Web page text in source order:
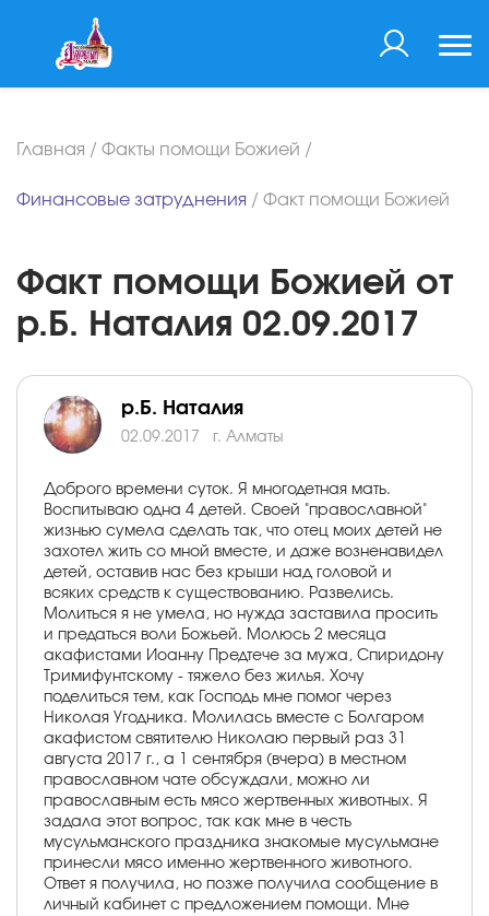
Главная / Факты помощи Божией /
Финансовые затруднения / Факт помощи Божией
Факт помощи Божией от
р.Б. Наталия 02.09.2017
р.Б. Наталия
02.09.2017 г. Алматы
Доброго времени суток. Я многодетная мать.
Воспитываю одна 4 детей. Своей "православной"
жизнью сумела сделать так, что отец моих детей не
захотел жить со мной вместе, и даже возненавидел
детей, оставив нас без крыши над головой и
всяких средств к существованию. Развелись.
Молиться я не умела, но нужда заставила просить
и предаться воли Божьей. Молюсь 2 месяца
акафистами Иоанну Предтече за мужа, Спиридону
Тримифунтскому - тяжело без жилья. Хочу
поделиться тем, как Господь мне помог через
Николая Угодника. Молилась вместе с Болгаром
акафистом святителю Николаю первый раз 31
августа 2017 г., а 1 сентября (вчера) в местном
православном чате обсуждали, можно ли
православным есть мясо жертвенных животных. Я
задала этот вопрос, так как мне в честь
мусульманского праздника знакомые мусульмане
принесли мясо именно жертвенного животного.
Ответ я получила, но позже получила сообщение в
личный кабинет с предложением помощи. Мне